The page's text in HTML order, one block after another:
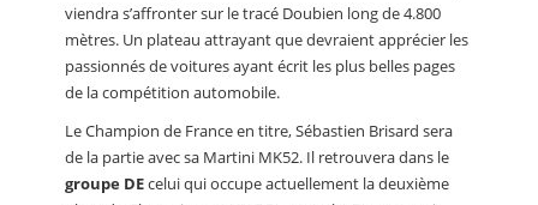
viendra s’affronter sur le tracé Doubien long de 4.800
mètres. Un plateau attrayant que devraient apprécier les
passionnés de voitures ayant écrit les plus belles pages
de la compétition automobile.
Le Champion de France en titre, Sébastien Brisard sera
de la partie avec sa Martini MK52. Il retrouvera dans le
groupe DEcelui qui occupe actuellement la deuxième